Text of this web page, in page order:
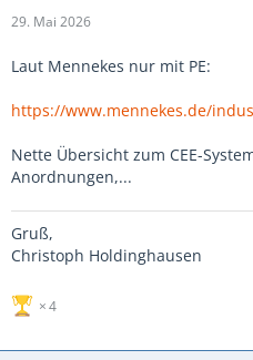
29. Mai 2026
Laut Mennekes nur mit PE:
https://www.mennekes.de/
Nette Übersicht zum CEE-
Anordnungen,...
Gruß,
Christoph Holdinghausen
4